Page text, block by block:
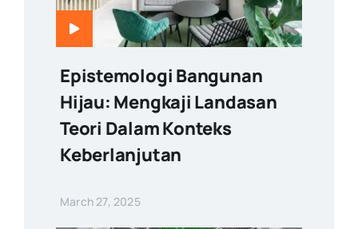
Epistemologi Bangunan
Hijau: Mengkaji Landasan
Teori Dalam Konteks
Keberlanjutan
March 27, 2025